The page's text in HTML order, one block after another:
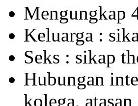
Mengungkap
Keluarga :
Seks : sikap
Hubungan
kolega,